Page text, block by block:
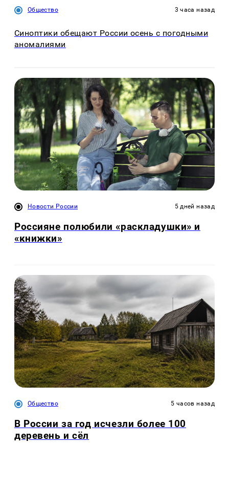
Общество 3 часа назад
Синоптики обещают России осень с погодными
аномалиями
Новости России 5 дней назад
Россияне полюбили «раскладушки» и
«книжки»
Общество 5 часов назад
В России за год исчезли более 100
деревень и сёл